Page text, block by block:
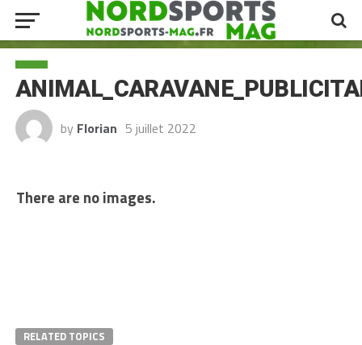
by Florian 5 juillet 2022
There are no images.
RELATED TOPICS